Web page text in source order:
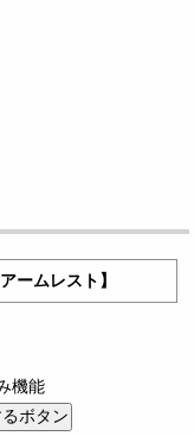
ームレスト】
機能